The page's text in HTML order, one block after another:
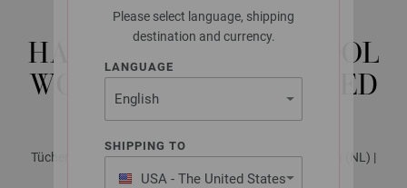
Please select language, shipping
destination and currency.
LANGUAGE
SHIPPING TO
USA - The United States
LANA GROSSA
HALFRONDE DOEK COOL
WOOL LACE HAND-DYED
Tücher & Co. No. 5 - Tijdschrift (DE) + Breibeschrijvingen (NL) |
Model 1